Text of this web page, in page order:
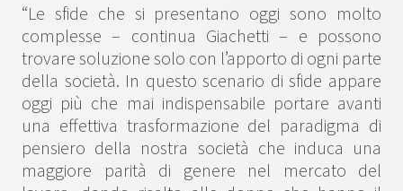
“Le sfide che si presentano oggi sono molto
complesse – continua Giachetti – e possono
trovare soluzione solo con l’apporto di ogni parte
della società. In questo scenario di sfide appare
oggi più che mai indispensabile portare avanti
una effettiva trasformazione del paradigma di
pensiero della nostra società che induca una
maggiore parità di genere nel mercato del